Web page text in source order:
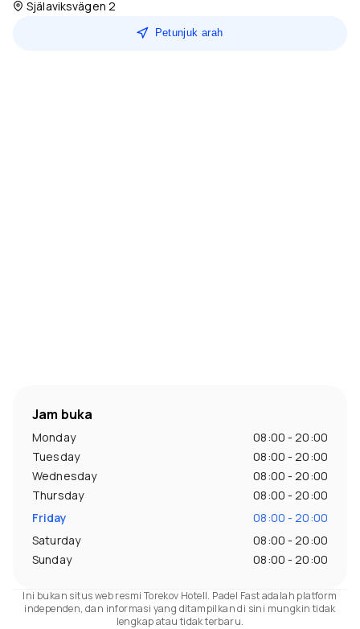
Själaviksvägen 2
Petunjuk arah
Jam buka
Monday
08:00 - 20:00
Tuesday
08:00 - 20:00
Wednesday
08:00 - 20:00
Thursday
08:00 - 20:00
Friday
08:00 - 20:00
Saturday
08:00 - 20:00
Sunday
08:00 - 20:00
Ini bukan situs web resmi Torekov Hotell. Padel Fast adalah platform
independen, dan informasi yang ditampilkan di sini mungkin tidak
lengkap atau tidak terbaru.